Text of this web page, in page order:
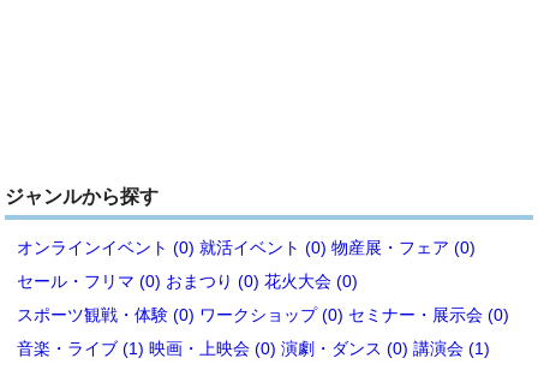
ジャンルから探す
オンラインイベント (0) 就活イベント (0) 物産展・フェア (0)
セール・フリマ (0) おまつり (0) 花火大会 (0)
スポーツ観戦・体験 (0) ワークショップ (0) セミナー・展示会 (0)
音楽・ライブ (1) 映画・上映会 (0) 演劇・ダンス (0) 講演会 (1)